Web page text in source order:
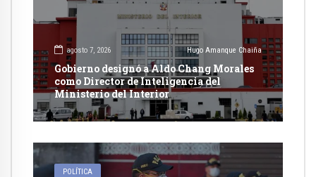
agosto 7, 2026 Hugo Amanque Chaiña
Gobierno designó a Aldo Chang Morales
como Director de Inteligencia del
Ministerio del Interior
POLÍTICA